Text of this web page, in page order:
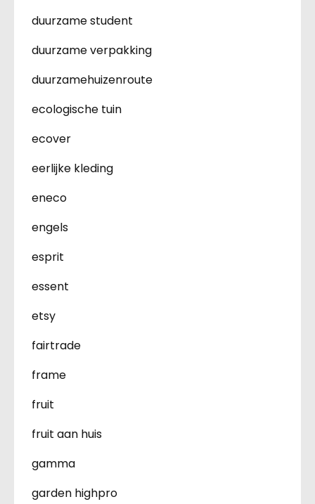
duurzame student
duurzame verpakking
duurzamehuizenroute
ecologische tuin
ecover
eerlijke kleding
eneco
engels
esprit
essent
etsy
fairtrade
frame
fruit
fruit aan huis
gamma
garden highpro